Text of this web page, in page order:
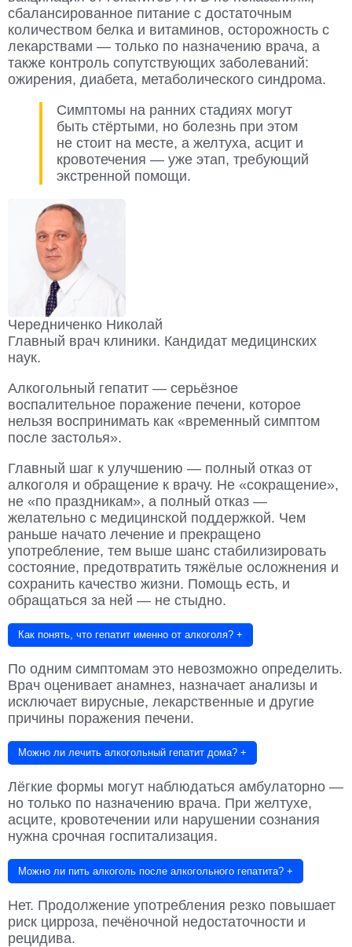
сбалансированное питание с достаточным
количеством белка и витаминов, осторожность с
лекарствами — только по назначению врача, а
также контроль сопутствующих заболеваний:
ожирения, диабета, метаболического синдрома.
Симптомы на ранних стадиях могут
быть стёртыми, но болезнь при этом
не стоит на месте, а желтуха, асцит и
кровотечения — уже этап, требующий
экстренной помощи.
Чередниченко Николай
Главный врач клиники. Кандидат медицинских
наук.
Алкогольный гепатит — серьёзное
воспалительное поражение печени, которое
нельзя воспринимать как «временный симптом
после застолья».
Главный шаг к улучшению — полный отказ от
алкоголя и обращение к врачу. Не «сокращение»,
не «по праздникам», а полный отказ —
желательно с медицинской поддержкой. Чем
раньше начато лечение и прекращено
употребление, тем выше шанс стабилизировать
состояние, предотвратить тяжёлые осложнения и
сохранить качество жизни. Помощь есть, и
обращаться за ней — не стыдно.
Как понять, что гепатит именно от алкоголя? +
По одним симптомам это невозможно определить.
Врач оценивает анамнез, назначает анализы и
исключает вирусные, лекарственные и другие
причины поражения печени.
Можно ли лечить алкогольный гепатит дома? +
Лёгкие формы могут наблюдаться амбулаторно —
но только по назначению врача. При желтухе,
асците, кровотечении или нарушении сознания
нужна срочная госпитализация.
Можно ли пить алкоголь после алкогольного гепатита? +
Нет. Продолжение употребления резко повышает
риск цирроза, печёночной недостаточности и
рецидива.